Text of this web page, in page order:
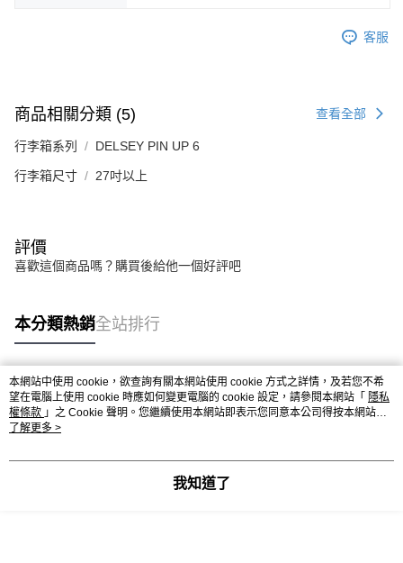
客服
商品相關分類 (5) 查看全部
行李箱系列 DELSEY PIN UP 6
行李箱尺寸 27吋以上
評價
喜歡這個商品嗎？購買後給他一個好評吧
本分類熱銷全站排行
熱門標籤
本網站中使用 cookie，欲查詢有關本網站使用 cookie 方式之詳情，及若您不希
望在電腦上使用 cookie 時應如何變更電腦的 cookie 設定，請參閱本網站「 隱私
權條款 」之 Cookie 聲明。您繼續使用本網站即表示您同意本公司得按本網站使
用條款之 Cookie 聲明使用 cookie。
了解更多 >
我知道了